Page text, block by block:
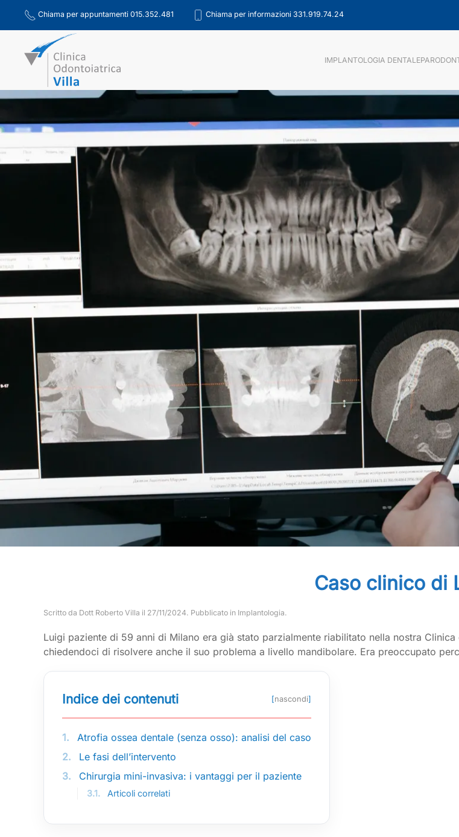
Skip to main content
Chiama per appuntamenti 015.352.481 Chiama per informazioni 331.919.74.24
IMPLANTOLOGIA DENTALE
Caso clinico di
Scritto da Dott Roberto Villa il 27/11/2024. Pubblicato in Implantologia.
Luigi paziente di 59 anni di Milano era già stato parzialmente riabilitato nella nostra
chiedendoci di risolvere anche il suo problema a livello mandibolare. Era preoccupato
Indice dei contenuti [nascondi]
1.
Atrofia ossea dentale (senza osso): analisi del caso
2.
Le fasi dell’intervento
3.
Chirurgia mini-invasiva: i vantaggi per il paziente
3.1. Articoli correlati